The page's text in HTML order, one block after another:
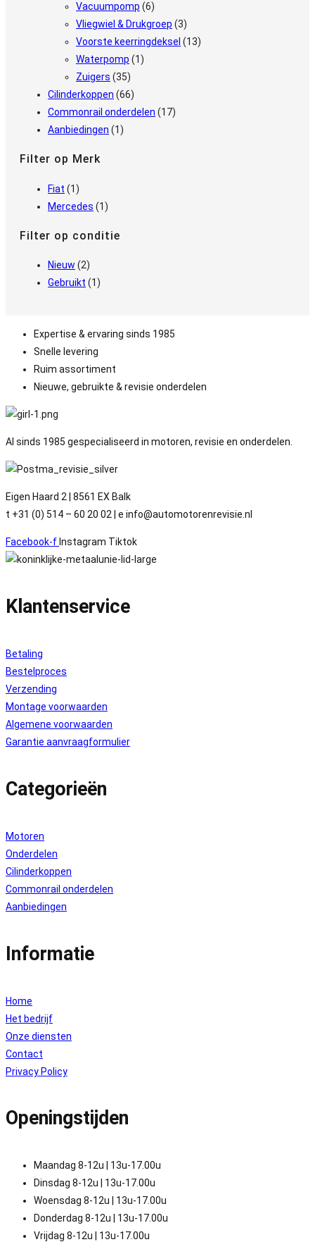
Vacuumpomp (6)
Vliegwiel & Drukgroep (3)
Voorste keerringdeksel (13)
Waterpomp (1)
Zuigers (35)
Cilinderkoppen (66)
Commonrail onderdelen (17)
Aanbiedingen (1)
Filter op Merk
Fiat (1)
Mercedes (1)
Filter op conditie
Nieuw (2)
Gebruikt (1)
Expertise & ervaring sinds 1985
Snelle levering
Ruim assortiment
Nieuwe, gebruikte & revisie onderdelen
Al sinds 1985 gespecialiseerd in motoren, revisie en onderdelen.
Eigen Haard 2 | 8561 EX Balk
t +31 (0) 514 – 60 20 02 | e info@automotorenrevisie.nl
Facebook-f Instagram Tiktok
Klantenservice
Betaling
Bestelproces
Verzending
Montage voorwaarden
Algemene voorwaarden
Garantie aanvraagformulier
Categorieën
Motoren
Onderdelen
Cilinderkoppen
Commonrail onderdelen
Aanbiedingen
Informatie
Home
Het bedrijf
Onze diensten
Contact
Privacy Policy
Openingstijden
Maandag 8-12u | 13u-17.00u
Dinsdag 8-12u | 13u-17.00u
Woensdag 8-12u | 13u-17.00u
Donderdag 8-12u | 13u-17.00u
Vrijdag 8-12u | 13u-17.00u